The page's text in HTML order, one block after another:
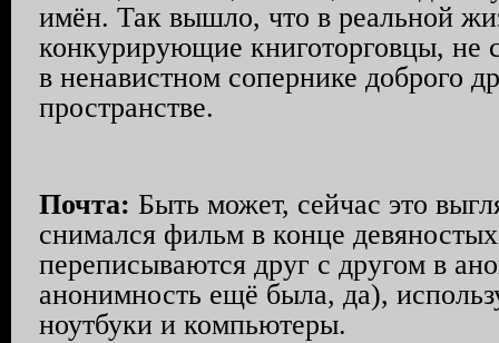
имён. Так вышло, что в реальной
конкурирующие книготорговцы, не
в ненавистном сопернике доброго
пространстве.
Почта: Быть может, сейчас это
снимался фильм в конце
переписываются друг с другом в
анонимность ещё была, да),
ноутбуки и компьютеры.